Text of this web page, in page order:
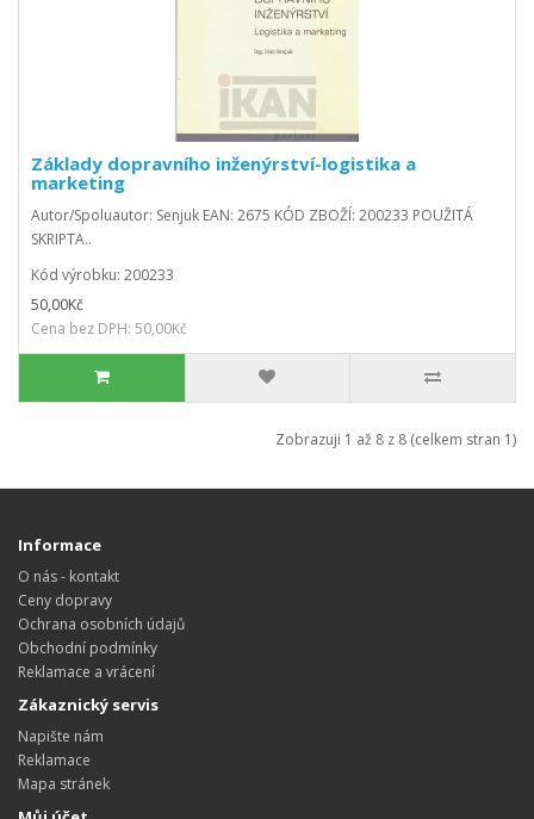
Základy dopravního inženýrství-logistika a
marketing
Autor/Spoluautor: Senjuk EAN: 2675 KÓD ZBOŽÍ: 200233 POUŽITÁ
SKRIPTA..
Kód výrobku: 200233
50,00Kč
Cena bez DPH: 50,00Kč
Zobrazuji 1 až 8 z 8 (celkem stran 1)
Informace
O nás - kontakt
Ceny dopravy
Ochrana osobních údajů
Obchodní podmínky
Reklamace a vrácení
Zákaznický servis
Napište nám
Reklamace
Mapa stránek